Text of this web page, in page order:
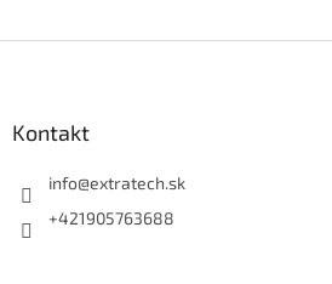
Kontakt
info@extratech.sk
+421905763688